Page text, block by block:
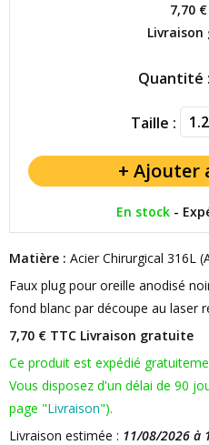
7,70 €
Quantité :
Taille :
En stock -
Matière : Acier Chirurgical 316L
Faux plug pour oreille anodisé
fond blanc par découpe au laser
7,70 € TTC Livraison gratuite
Ce produit est expédié
Vous disposez d'un délai de 90
page "Livraison").
Livraison estimée : 11/08/2026 à